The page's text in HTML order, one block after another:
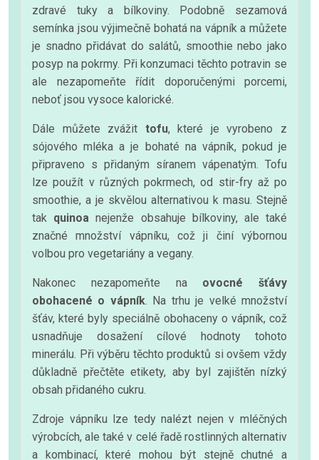
zdravé tuky a bílkoviny. Podobně sezamová
semínka jsou výjimečně bohatá na vápník a můžete
je snadno přidávat do salátů, smoothie nebo jako
posyp na pokrmy. Při konzumaci těchto potravin se
ale nezapomeňte řídit doporučenými porcemi,
neboť jsou vysoce kalorické.
Dále můžete zvážit tofu, které je vyrobeno z
sójového mléka a je bohaté na vápník, pokud je
připraveno s přidaným síranem vápenatým. Tofu
lze použít v různých pokrmech, od stir-fry až po
smoothie, a je skvělou alternativou k masu. Stejně
tak quinoa nejenže obsahuje bílkoviny, ale také
značné množství vápníku, což ji činí výbornou
volbou pro vegetariány a vegany.
Nakonec nezapomeňte na ovocné šťávy
obohacené o vápník. Na trhu je velké množství
šťáv, které byly speciálně obohaceny o vápník, což
usnadňuje dosažení cílové hodnoty tohoto
minerálu. Při výběru těchto produktů si ovšem vždy
důkladně přečtěte etikety, aby byl zajištěn nízký
obsah přidaného cukru.
Zdroje vápníku lze tedy nalézt nejen v mléčných
výrobcích, ale také v celé řadě rostlinných alternativ
a kombinací, které mohou být stejně chutné a